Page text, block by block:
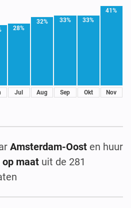
28%
Jul
32%
Aug
33%
Sep
33%
Okt
41%
Nov
Amsterdam-Oost en huur
maat uit de 281